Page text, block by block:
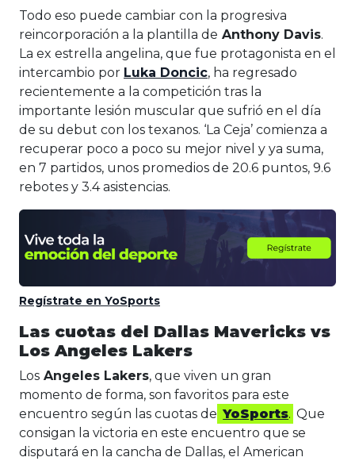
Todo eso puede cambiar con la progresiva
reincorporación a la plantilla de Anthony Davis.
La ex estrella angelina, que fue protagonista en el
intercambio por Luka Doncic, ha regresado
recientemente a la competición tras la
importante lesión muscular que sufrió en el día
de su debut con los texanos. ‘La Ceja’ comienza a
recuperar poco a poco su mejor nivel y ya suma,
en 7 partidos, unos promedios de 20.6 puntos, 9.6
rebotes y 3.4 asistencias.
Regístrate en YoSports
Las cuotas del Dallas Mavericks vs
Los Angeles Lakers
Los Angeles Lakers, que viven un gran
momento de forma, son favoritos para este
encuentro según las cuotas de YoSports. Que
consigan la victoria en este encuentro que se
disputará en la cancha de Dallas, el American